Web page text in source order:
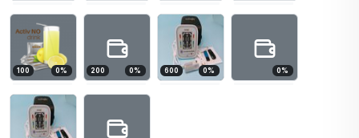
100 0% 200 0% 600 0% 0%